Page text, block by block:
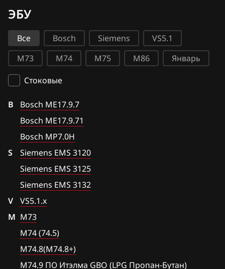
ATLAS
Audi
BAIC
BAW
BMW
Brilliance
BYD
Cadillac
Changan
Chenglong
Chery
Chevrolet
Bosch MP7.0H
Siemens EMS 3120
Siemens EMS 3125
Siemens EMS 3132
VS5.1.x
М73
М74 (74.5)
М74.8(М74.8+)
М74.9 ПО Итэлма GBO (LPG Пропан-Бутан)
М74.9(1) ПО Итэлма
М74М
М75
ЭБУ
Все Bosch Siemens
VS5.1
М73
М74 М75 М86
Январь
Стоковые
B
Bosch ME17.9.7
Bosch ME17.9.71
Bosch MP7.0H
S
Siemens EMS 3120
Siemens EMS 3125
Siemens EMS 3132
V
VS5.1.x
М М73
М74 (74.5)
М74.8(М74.8+)
М74.9 ПО Итэлма GBO (LPG Пропан-Бутан)